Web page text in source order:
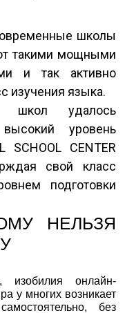
школы
такими мощными
и так активно
изучения языка.
школ удалось
уровень
CENTER
свой класс
подготовки
НЕЛЬЗЯ
изобилия онлайн-
у многих возникает
без